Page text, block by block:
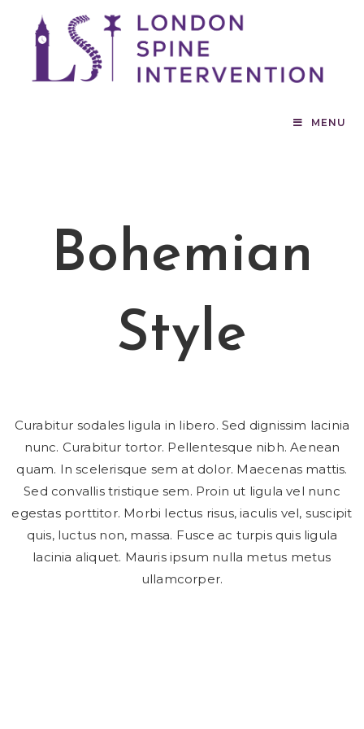
MENU
Bohemian
Style
Curabitur sodales ligula in libero. Sed dignissim lacinia
nunc. Curabitur tortor. Pellentesque nibh. Aenean
quam. In scelerisque sem at dolor. Maecenas mattis.
Sed convallis tristique sem. Proin ut ligula vel nunc
egestas porttitor. Morbi lectus risus, iaculis vel, suscipit
quis, luctus non, massa. Fusce ac turpis quis ligula
lacinia aliquet. Mauris ipsum nulla metus metus
ullamcorper.